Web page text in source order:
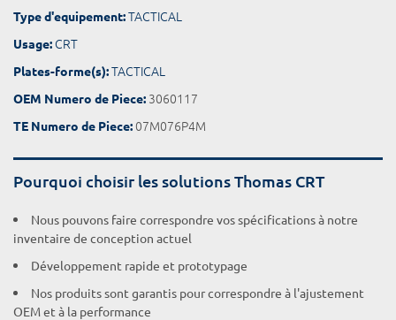
Type d'equipement:TACTICAL
Usage: CRT
Plates-forme(s):TACTICAL
OEM Numero de Piece: 3060117
TE Numero de Piece:07M076P4M
Pourquoi choisir les solutions Thomas CRT
Nous pouvons faire correspondre vos spécifications à notre
inventaire de conception actuel
Développement rapide et prototypage
Nos produits sont garantis pour correspondre à l'ajustement
OEM et à la performance